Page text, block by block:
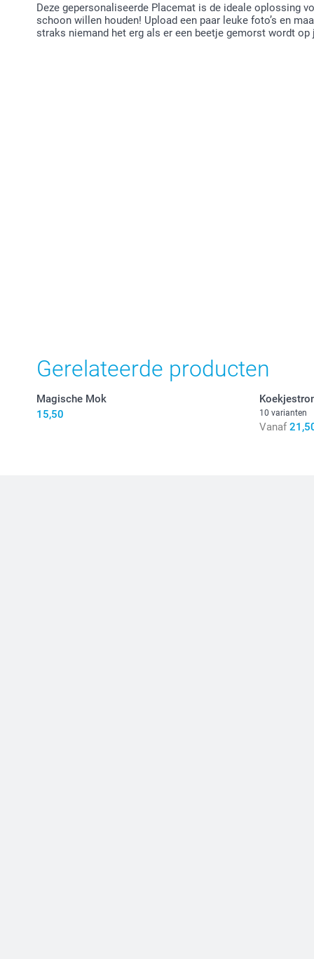
Deze gepersonaliseerde Placemat is de ideale oplossing
schoon willen houden! Upload een paar leuke foto’s en
straks niemand het erg als er een beetje gemorst wordt
Gerelateerde producten
Magische Mok
15,50
10 varianten
Vanaf